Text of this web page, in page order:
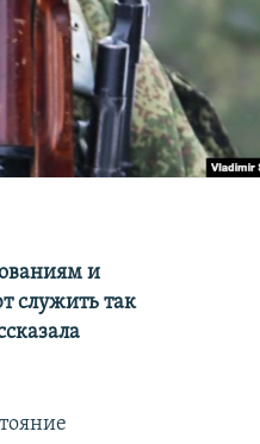
и
служить так